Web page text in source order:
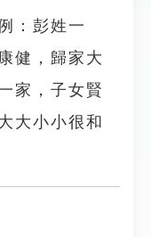
：彭姓一
健，歸家大
家，子女賢
大小小很和